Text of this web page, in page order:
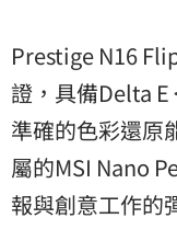
Prestige N16
證，具備Delta
準確的色彩還原
屬的MSI Nano
報與創意工作的